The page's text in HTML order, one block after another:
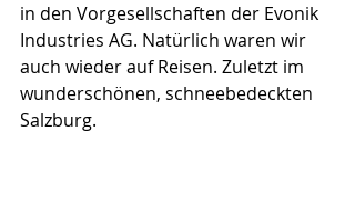
in den Vorgesellschaften der Evonik
Industries AG. Natürlich waren wir
auch wieder auf Reisen. Zuletzt im
wunderschönen, schneebedeckten
Salzburg.